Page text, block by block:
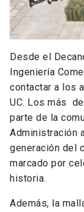
Desde el
Ingeniería
contactar a los
UC. Los más
parte de la
Administración
generación del
marcado por
historia.
Además, la